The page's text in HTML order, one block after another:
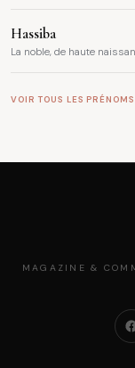
Hassiba
La noble, de haute
VOIR TOUS LES PRÉNOMS
MAGAZINE &